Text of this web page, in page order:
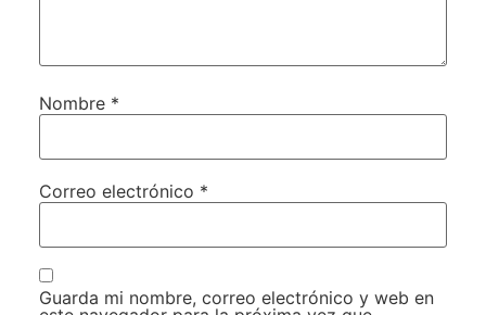
Nombre *
Correo electrónico *
Guarda mi nombre, correo electrónico y web en